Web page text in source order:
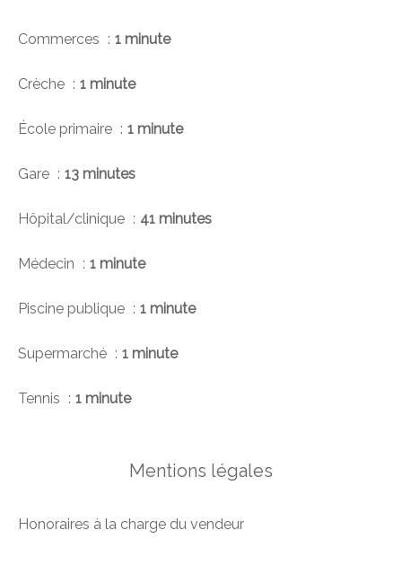
Commerces 1 minute
Crèche 1 minute
École primaire 1 minute
Gare 13 minutes
Hôpital/clinique 41 minutes
Médecin 1 minute
Piscine publique 1 minute
Supermarché 1 minute
Tennis 1 minute
Mentions légales
Honoraires à la charge du vendeur